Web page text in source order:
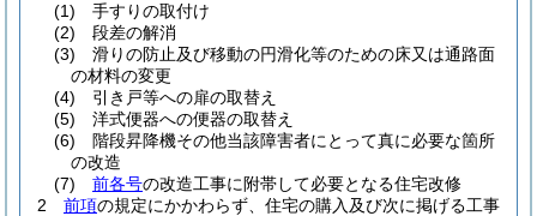
(1)
手すりの取付け
(2)
段差の解消
(3)
滑りの防止及び移動の円滑化等のための床又は通路面
の材料の変更
(4)
引き戸等への扉の取替え
(5)
洋式便器への便器の取替え
(6)
階段昇降機その他当該障害者にとって真に必要な箇所
の改造
(7)
前各号の改造工事に附帯して必要となる住宅改修
2
前項の規定にかかわらず、住宅の購入及び次に掲げる工事